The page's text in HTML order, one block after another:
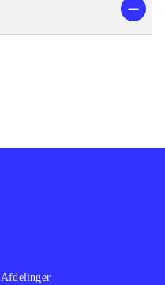
Afdelinger